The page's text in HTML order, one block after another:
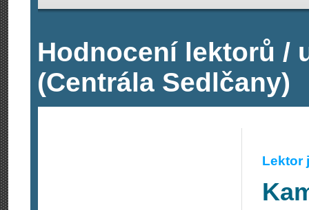
Hodnocení lektorů /
(Centrála Sedlčany)
Lektor